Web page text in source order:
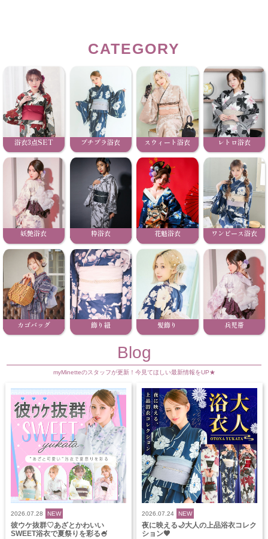
CATEGORY
浴衣3点SET プチプラ浴衣 スウィート浴衣 レトロ浴衣
妖艶浴衣 粋浴衣 花魁浴衣 ワンピース浴衣
カゴバッグ 飾り紐 髪飾り 兵児帯
Blog
myMinetteのスタッフが更新！今見てほしい最新情報をUP★
2026.07.28 NEW
彼ウケ抜群♡あざとかわいい
SWEET浴衣で夏祭りを彩る🍧
2026.07.24 NEW
夜に映える🌙大人の上品浴衣コレク
ション🖤